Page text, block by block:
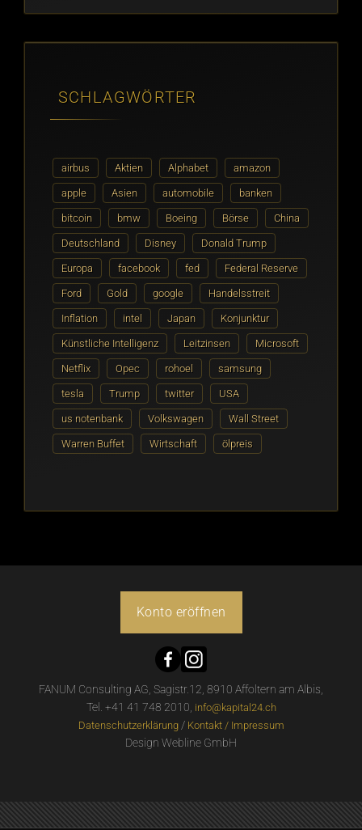
SCHLAGWÖRTER
airbus Aktien Alphabet amazon
apple Asien automobile banken
bitcoin bmw Boeing Börse China
Deutschland Disney Donald Trump
Europa facebook fed Federal Reserve
Ford Gold google Handelsstreit
Inflation intel Japan Konjunktur
Künstliche Intelligenz Leitzinsen Microsoft
Netflix Opec rohoel samsung
tesla Trump twitter USA
us notenbank Volkswagen Wall Street
Warren Buffet Wirtschaft ölpreis
Konto eröffnen
FANUM Consulting AG, Sagistr.12, 8910 Affoltern am Albis,
Tel. +41 41 748 2010, info@kapital24.ch
Datenschutzerklärung/ Kontakt / Impressum
Design Webline GmbH